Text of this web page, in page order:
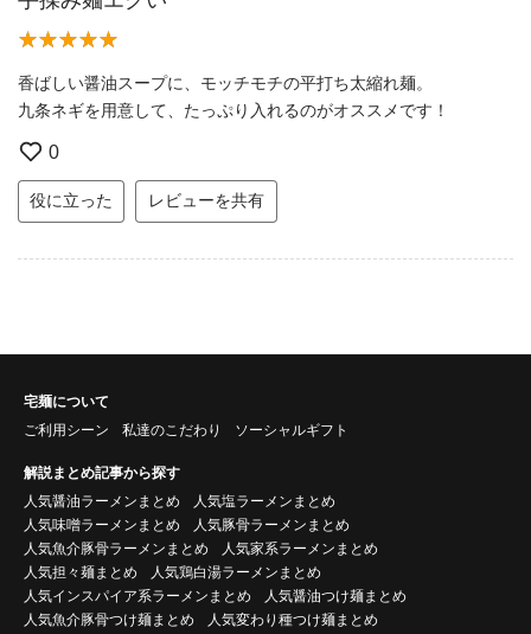
香ばしい醤油スープに、モッチモチの平打ち太縮れ麺。
九条ネギを用意して、たっぷり入れるのがオススメです！
0
役に立った レビューを共有
宅麺について
ご利用シーン
私達のこだわり ソーシャルギフト
解説まとめ記事から探す
人気醤油ラーメンまとめ
人気塩ラーメンまとめ
人気味噌ラーメンまとめ
人気豚骨ラーメンまとめ
人気魚介豚骨ラーメンまとめ
人気家系ラーメンまとめ
人気担々麺まとめ
人気鶏白湯ラーメンまとめ
人気インスパイア系ラーメンまとめ
人気醤油つけ麺まとめ
人気魚介豚骨つけ麺まとめ
人気変わり種つけ麺まとめ